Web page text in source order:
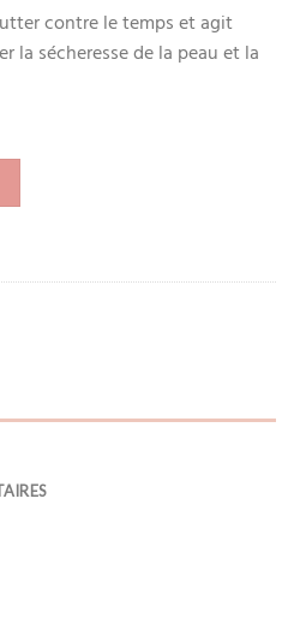
contre le temps et agit
la sécheresse de la peau et la